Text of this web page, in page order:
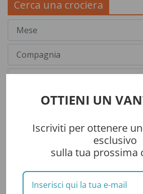
Cerca una crociera
Categorie
OTTIENI UN
Iscriviti per ottenere
esclusivo
sulla tua prossima